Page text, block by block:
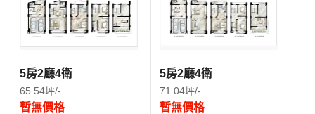
5房2廳4衛
65.54坪/-
暫無價格
5房2廳4衛
71.04坪/-
暫無價格